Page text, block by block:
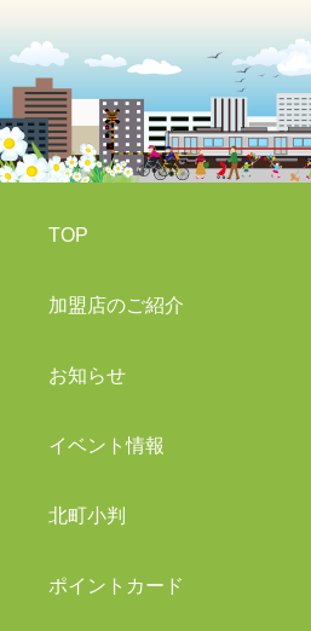
TOP
加盟店のご紹介
お知らせ
イベント情報
北町小判
ポイントカード